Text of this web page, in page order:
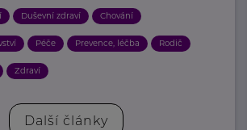
Duševní zdraví Chování
Péče Prevence, léčba Rodič
Zdraví
Další články